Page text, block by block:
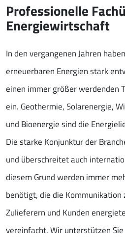
Professionelle
Energiewirtschaft
In den vergangenen Jahren
erneuerbaren Energien stark
einen immer größer werdenden
ein. Geothermie, Solarenergie,
und Bioenergie sind die
Die starke Konjunktur der
und überschreitet auch
diesem Grund werden immer
benötigt, die die Kommunikation
Zulieferern und Kunden
vereinfacht. Wir unterstützen